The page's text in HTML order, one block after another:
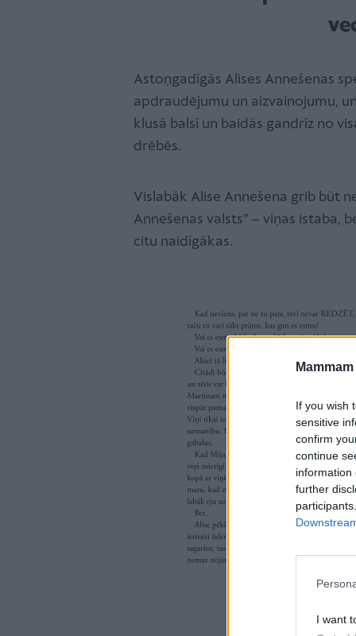
If you wish
sensitive
confirm
continue
information
further
I want
Astoņgadīgās Alises Annešenas
apdraudējumu un aizvainojumu,
klusā balsī un baidās gandrīz no
drēbēs.
Vislabāk Alise Annešena grib būt
Annešenas valsts” – viņas istaba,
citu naidīgākas.